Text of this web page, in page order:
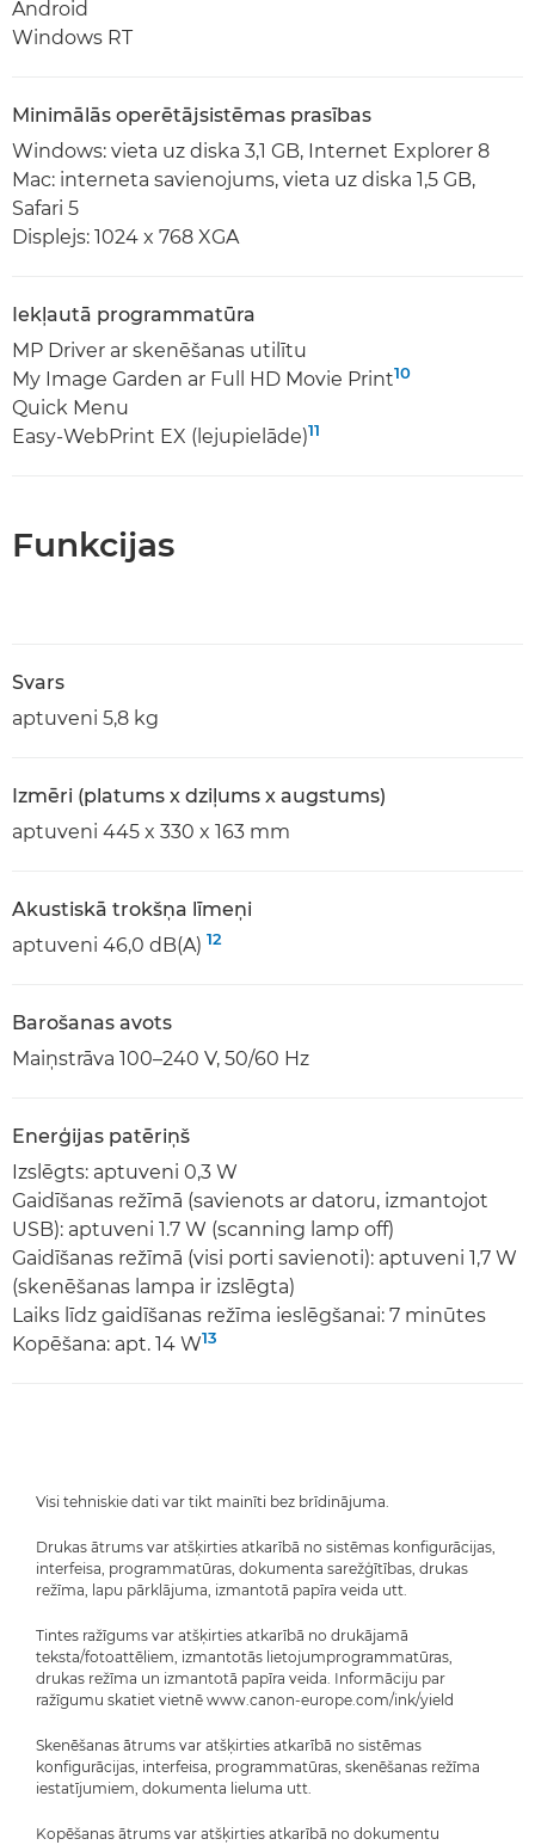
Android
Windows RT
Minimālās operētājsistēmas prasības
Windows: vieta uz diska 3,1 GB, Internet Explorer 8
Mac: interneta savienojums, vieta uz diska 1,5 GB,
Safari 5
Displejs: 1024 x 768 XGA
Iekļautā programmatūra
MP Driver ar skenēšanas utilītu
My Image Garden ar Full HD Movie Print10
Quick Menu
Easy-WebPrint EX (lejupielāde)11
Funkcijas
Svars
aptuveni 5,8 kg
Izmēri (platums x dziļums x augstums)
aptuveni 445 x 330 x 163 mm
Akustiskā trokšņa līmeņi
aptuveni 46,0 dB(A) 12
Barošanas avots
Maiņstrāva 100–240 V, 50/60 Hz
Enerģijas patēriņš
Izslēgts: aptuveni 0,3 W
Gaidīšanas režīmā (savienots ar datoru, izmantojot
USB): aptuveni 1.7 W (scanning lamp off)
Gaidīšanas režīmā (visi porti savienoti): aptuveni 1,7 W
(skenēšanas lampa ir izslēgta)
Laiks līdz gaidīšanas režīma ieslēgšanai: 7 minūtes
Kopēšana: apt. 14 W13
Visi tehniskie dati var tikt mainīti bez brīdinājuma.
Drukas ātrums var atšķirties atkarībā no sistēmas konfigurācijas,
interfeisa, programmatūras, dokumenta sarežģītības, drukas
režīma, lapu pārklājuma, izmantotā papīra veida utt.
Tintes ražīgums var atšķirties atkarībā no drukājamā
teksta/fotoattēliem, izmantotās lietojumprogrammatūras,
drukas režīma un izmantotā papīra veida. Informāciju par
ražīgumu skatiet vietnē www.canon-europe.com/ink/yield
Skenēšanas ātrums var atšķirties atkarībā no sistēmas
konfigurācijas, interfeisa, programmatūras, skenēšanas režīma
iestatījumiem, dokumenta lieluma utt.
Kopēšanas ātrums var atšķirties atkarībā no dokumentu